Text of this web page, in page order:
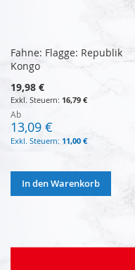
Fahne: Flagge: Republik
Kongo
19,98 €
16,79 €
Ab
13,09 €
11,00 €
In den Warenkorb